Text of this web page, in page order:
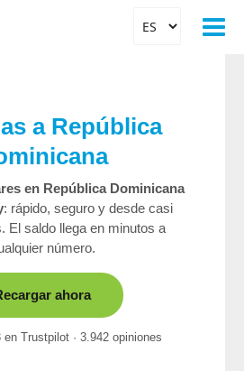
a República
en República Dominicana
: rápido, seguro y desde casi
El saldo llega en minutos a
número.
ahora
en Trustpilot · 3.942 opiniones